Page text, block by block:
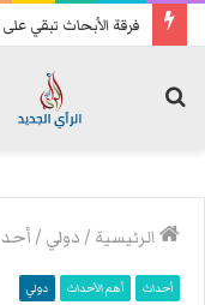
تحسبا للهجمات: فصائل
الرئيسية /دولي /
أحداث أهم الأحداث دولي